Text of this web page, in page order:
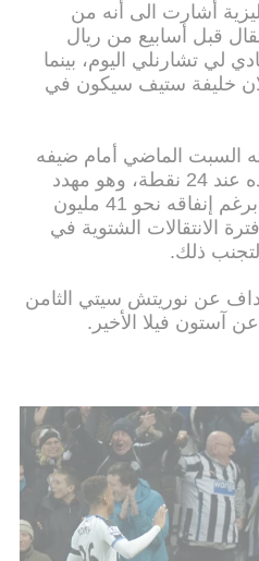
أشارت الى أنه من
قبل أسابيع من ريال
لي تشارنلي اليوم، بينما
خليفة ستيف سيكون في
السبت الماضي أمام ضيفه
بورنموث 1-3، ليتجمد رصيده عند 24 نقطة، وهو مهدد
بالهبوط في نهاية الموسم، برغم إنفاقه نحو 41 مليون
الانتقالات الشتوية في
لتجنب ذلك.
عن نوريتش سيتي الثامن
آستون فيلا الأخير.